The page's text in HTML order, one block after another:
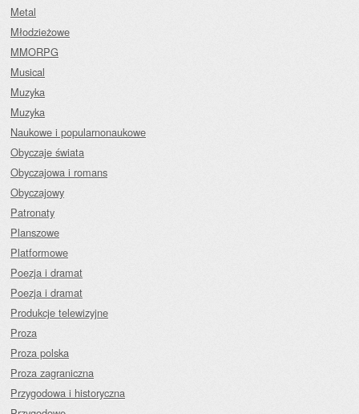
Metal
Młodzieżowe
MMORPG
Musical
Muzyka
Muzyka
Naukowe i popularnonaukowe
Obyczaje świata
Obyczajowa i romans
Obyczajowy
Patronaty
Planszowe
Platformowe
Poezja i dramat
Poezja i dramat
Produkcje telewizyjne
Proza
Proza polska
Proza zagraniczna
Przygodowa i historyczna